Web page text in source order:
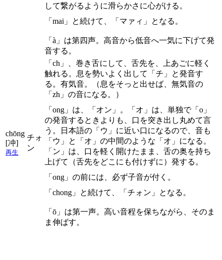
して繋がるように滑らかさに心がける。
「mai」と続けて、「マァィ」となる。
「à」は第四声。高音から低音へ一気に下げて発
音する。
chōng
[冲]
再生
チォ
ン
「ch」、巻き舌にして、舌先を、上あごに軽く
触れる。息を勢いよく出して「チ」と発音す
る。有気音。（息をそっと出せば、無気音の
「zh」の音になる。）
「ong」は、「オン」。「オ」は、単独で「o」
の発音するときよりも、口を突き出し丸めて言
う。日本語の「ウ」に近い口になるので、音も
「ウ」と「オ」の中間のような「オ」になる。
「ン」は、口を軽く開けたまま、舌の奥を持ち
上げて（舌先をどこにも付けずに）発する。
「ong」の前には、必ず子音が付く。
「chong」と続けて、「チォン」となる。
「ō」は第一声。高い音程を保ちながら、そのま
ま伸ばす。